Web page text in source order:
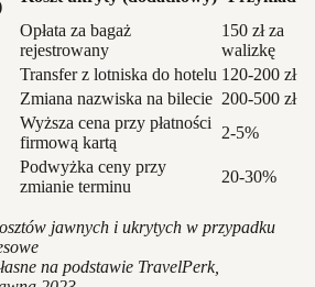
Opłata za bagaż
rejestrowany
150 zł za
walizkę
Transfer z lotniska do hotelu 120-200 zł
Zmiana nazwiska na bilecie 200-500 zł
Wyższa cena przy płatności
firmową kartą
2-5%
Podwyżka ceny przy
zmianie terminu
20-30%
jawnych i ukrytych w przypadku
na podstawie TravelPerk,